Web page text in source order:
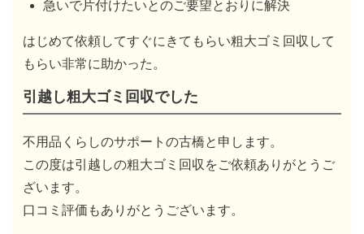
急いで片付けたいとのご要望とおりに解決
はじめて依頼してすぐにきてもらい粗大ゴミ回収して
もらい非常に助かった。
引越し粗大ゴミ回収でした
不用品くらしのサポートの古橋と申します。
この度は引越しの粗大ゴミ回収をご依頼ありがとうご
ざいます。
口コミ評価もありがとうございます。